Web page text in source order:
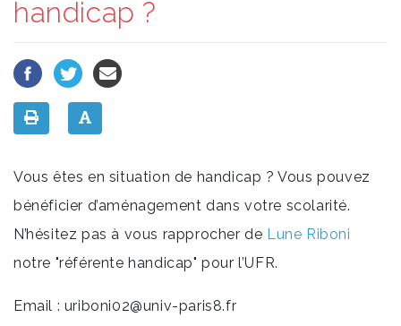
handicap ?
Vous êtes en situation de handicap ? Vous pouvez
bénéficier d’aménagement dans votre scolarité.
N’hésitez pas à vous rapprocher de Lune Riboni
notre "référente handicap" pour l’UFR.
Email : uriboni02@univ-paris8.fr